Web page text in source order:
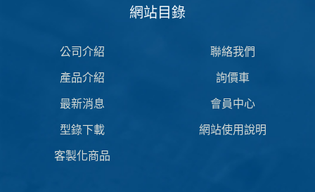
網站目錄
公司介紹
產品介紹
最新消息
型錄下載
客製化商品
聯絡我們
詢價車
會員中心
網站使用說明